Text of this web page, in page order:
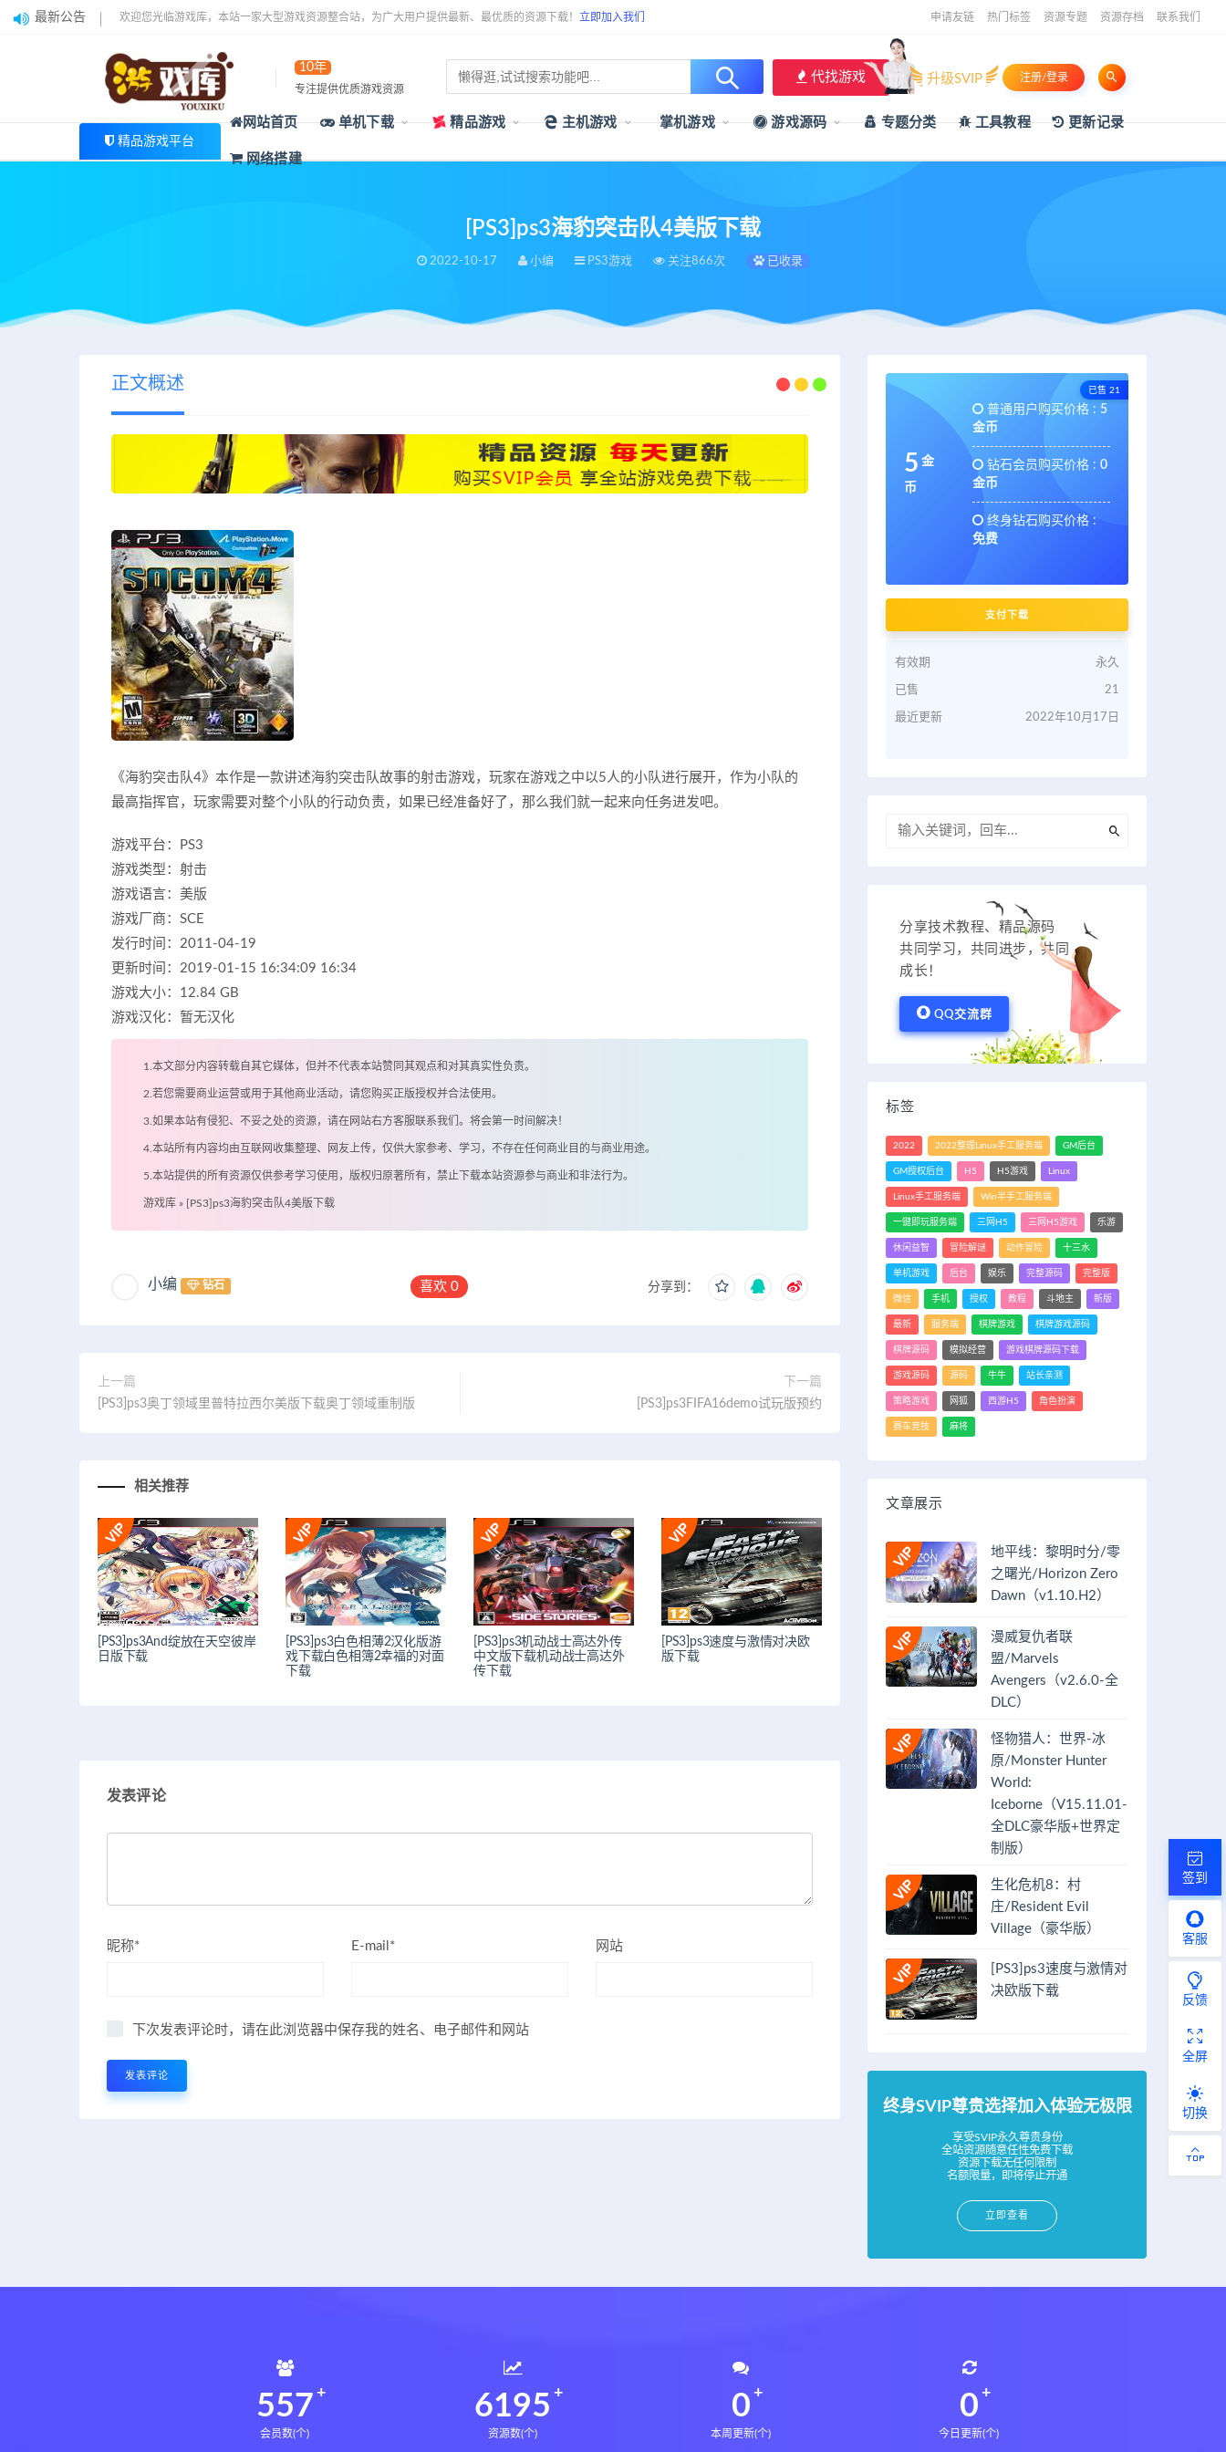
最新公告 欢迎您光临游戏库，本站一家大型游戏资源整合站，为广大用户提供最新、最优质的资源下载！ 立即加入我们 申请友链 热门标签 资源专题 资源存档 联系我们
10年
专注提供优质游戏资源
代找游戏 升级SVIP 注册/登录
精品游戏平台
网站首页 单机下载 精品游戏 主机游戏 掌机游戏 游戏源码 专题分类 工具教程 更新记录
网络搭建
[PS3]ps3海豹突击队4美版下载
2022-10-17 小编 PS3游戏 关注866次 已收录
正文概述
《海豹突击队4》本作是一款讲述海豹突击队故事的射击游戏，玩家在游戏之中以5人的小队进行展开，作为小队的
最高指挥官，玩家需要对整个小队的行动负责，如果已经准备好了，那么我们就一起来向任务进发吧。
游戏平台：PS3
游戏类型：射击
游戏语言：美版
游戏厂商：SCE
发行时间：2011-04-19
更新时间：2019-01-15 16:34:09 16:34
游戏大小：12.84 GB
游戏汉化：暂无汉化
1.本文部分内容转载自其它媒体，但并不代表本站赞同其观点和对其真实性负责。
2.若您需要商业运营或用于其他商业活动，请您购买正版授权并合法使用。
3.如果本站有侵犯、不妥之处的资源，请在网站右方客服联系我们。将会第一时间解决！
4.本站所有内容均由互联网收集整理、网友上传，仅供大家参考、学习，不存在任何商业目的与商业用途。
5.本站提供的所有资源仅供参考学习使用，版权归原著所有，禁止下载本站资源参与商业和非法行为。
游戏库 » [PS3]ps3海豹突击队4美版下载
小编 钻石 喜欢0 分享到：
上一篇
[PS3]ps3奥丁领域里普特拉西尔美版下载奥丁领域重制版
下一篇
[PS3]ps3FIFA16demo试玩版预约
相关推荐
[PS3]ps3And绽放在天空彼岸
日版下载
[PS3]ps3白色相薄2汉化版游
戏下载白色相簿2幸福的对面
下载
[PS3]ps3机动战士高达外传
中文版下载机动战士高达外
传下载
[PS3]ps3速度与激情对决欧
版下载
发表评论
昵称* E-mail* 网站
下次发表评论时，请在此浏览器中保存我的姓名、电子邮件和网站
已售 21
5 金
币
普通用户购买价格 : 5
金币
钻石会员购买价格 : 0
金币
终身钻石购买价格 :
免费
支付下载
有效期 永久
已售 21
最近更新 2022年10月17日
分享技术教程、精品源码
共同学习，共同进步，共同
成长！
QQ交流群
标签
2022 2022整理Linux手工服务端 GM后台
GM授权后台 H5 H5游戏 Linux
Linux手工服务端 Win半手工服务端
一键即玩服务端 三网H5 三网H5游戏 乐游
休闲益智 冒险解谜 动作冒险 十三水
单机游戏 后台 娱乐 完整源码 完整版
微信 手机 授权 教程 斗地主 新版
最新 服务端 棋牌游戏 棋牌游戏源码
棋牌源码 模拟经营 游戏棋牌源码下载
游戏源码 源码 牛牛 站长亲测
策略游戏 网狐 西游H5 角色扮演
赛车竞技 麻将
文章展示
地平线：黎明时分/零
之曙光/Horizon Zero
Dawn（v1.10.H2）
漫威复仇者联
盟/Marvels
Avengers（v2.6.0-全
DLC）
怪物猎人：世界-冰
原/Monster Hunter
World:
Iceborne（V15.11.01-
全DLC豪华版+世界定
制版）
生化危机8：村
庄/Resident Evil
Village（豪华版）
[PS3]ps3速度与激情对
决欧版下载
终身SVIP尊贵选择加入体验无极限
享受SVIP永久尊贵身份
全站资源随意任性免费下载
资源下载无任何限制
名额限量，即将停止开通
立即查看
561
会员数(个)
6236
资源数(个)
0
本周更新(个)
0
今日更新(个)
签到
客服
反馈
全屏
切换